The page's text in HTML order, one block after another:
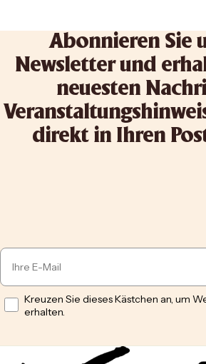
Abonnieren Sie
Newsletter und
neuesten
direkt in Ihren
Email
Opt inKreuzen Sie dieses Kästchen an, um
erhalten.